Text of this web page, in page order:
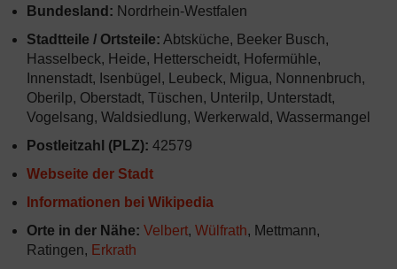
Bundesland: Nordrhein-Westfalen
Stadtteile / Ortsteile: Abtsküche, Beeker Busch,
Hasselbeck, Heide, Hetterscheidt, Hofermühle,
Innenstadt, Isenbügel, Leubeck, Migua, Nonnenbruch,
Oberilp, Oberstadt, Tüschen, Unterilp, Unterstadt,
Vogelsang, Waldsiedlung, Werkerwald, Wassermangel
Postleitzahl (PLZ): 42579
Webseite der Stadt
Informationen bei Wikipedia
Orte in der Nähe: Velbert, Wülfrath, Mettmann,
Ratingen, Erkrath